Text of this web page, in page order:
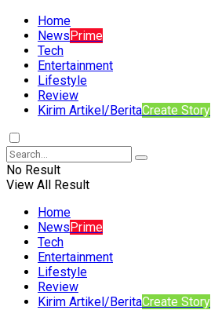
Home
NewsPrime
Tech
Entertainment
Lifestyle
Review
Kirim Artikel/BeritaCreate Story
No Result
View All Result
Home
NewsPrime
Tech
Entertainment
Lifestyle
Review
Kirim Artikel/BeritaCreate Story